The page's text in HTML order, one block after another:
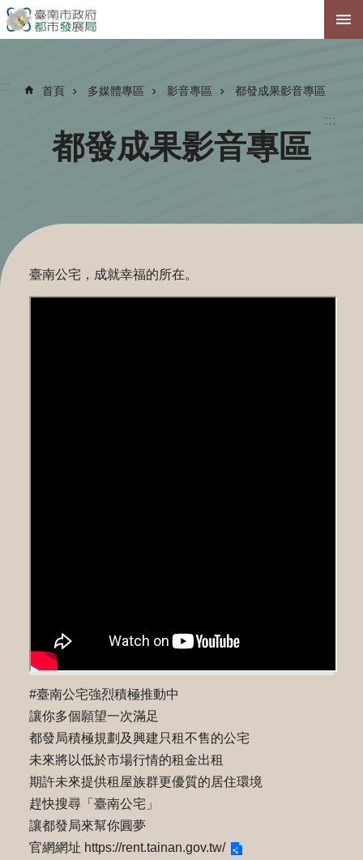
跳到主要內容區塊
:::
::: 首頁 多媒體專區 影音專區 都發成果影音專區
都發成果影音專區
臺南公宅，成就幸福的所在。
#臺南公宅強烈積極推動中
讓你多個願望一次滿足
都發局積極規劃及興建只租不售的公宅
未來將以低於市場行情的租金出租
期許未來提供租屋族群更優質的居住環境
趕快搜尋「臺南公宅」
讓都發局來幫你圓夢
官網網址 https://rent.tainan.gov.tw/